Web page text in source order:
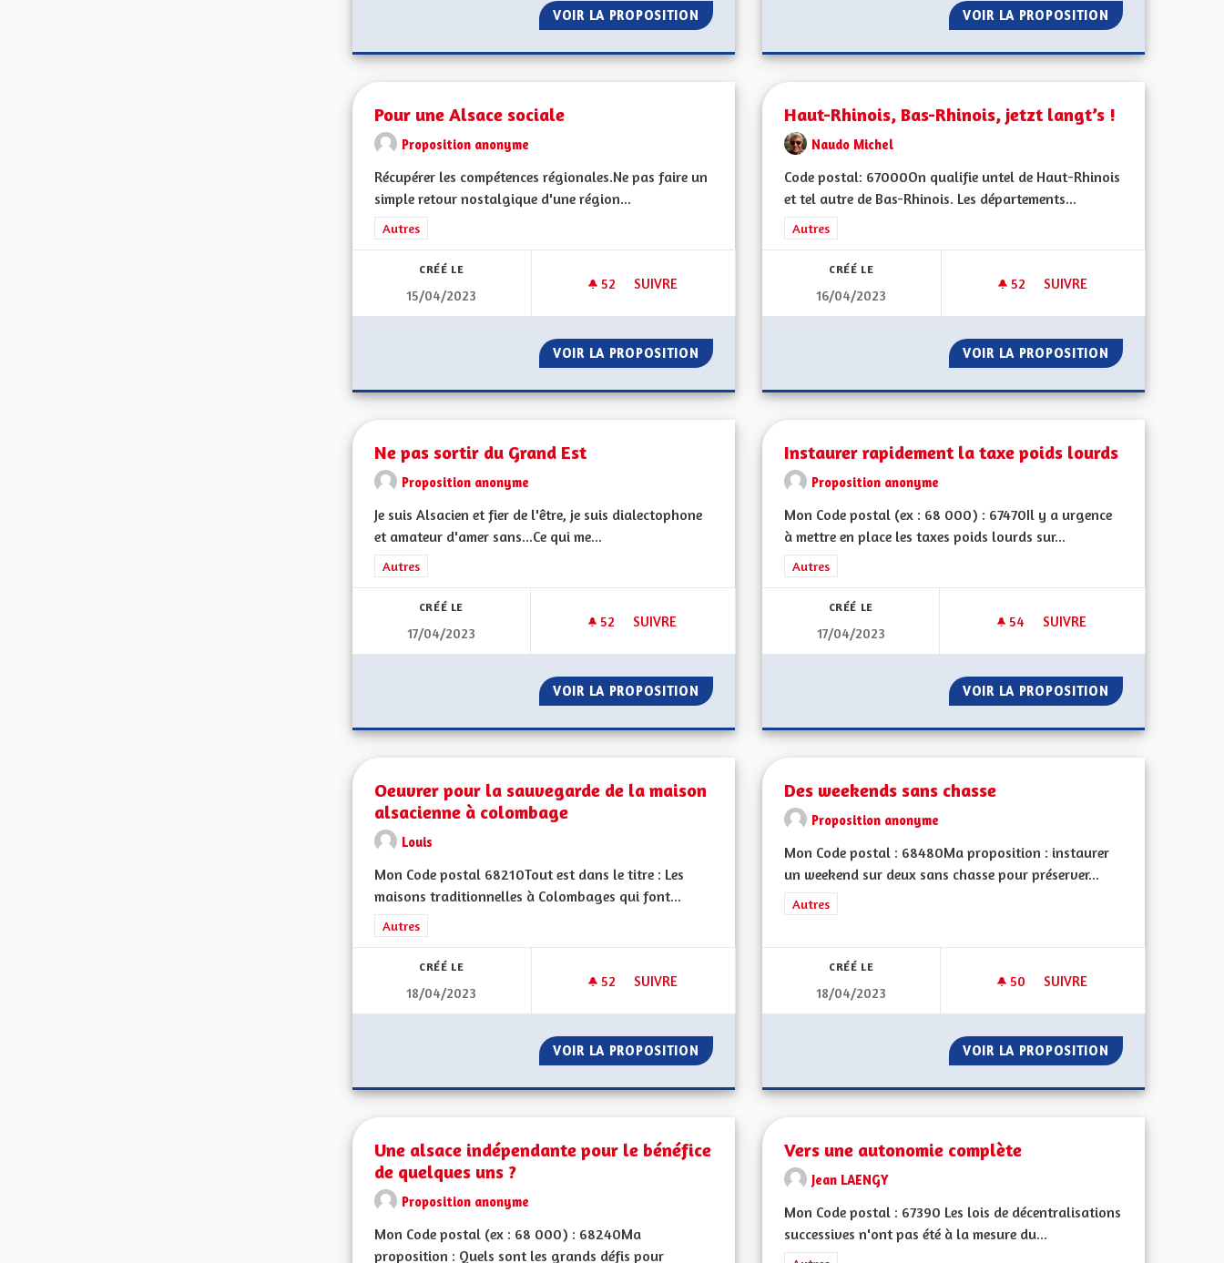
VOIR LA PROPOSITION TOUS SIMPLEMENT 67 VOIR LA PROPOSITION AUGMENTER LA
Pour une Alsace sociale
Proposition anonyme
Récupérer les compétences régionales.Ne pas faire un
simple retour nostalgique d'une région...
Filtrer les résultats de la catégorie : Autres
Autres
CRÉÉ LE
15/04/2023
52 52 ABONNÉS
SUIVRE
VOIR LA PROPOSITION POUR UNE ALSACE SOCIALE
Haut-Rhinois, Bas-Rhinois, jetzt langt’s !
Naudo Michel
Code postal: 67000On qualifie untel de Haut-Rhinois
et tel autre de Bas-Rhinois. Les départements...
Filtrer les résultats de la catégorie : Autres
Autres
CRÉÉ LE
16/04/2023
52 52 ABONNÉS
SUIVRE
VOIR LA PROPOSITION HAUT-RHINOIS,
Ne pas sortir du Grand Est
Proposition anonyme
Je suis Alsacien et fier de l'être, je suis dialectophone
et amateur d'amer sans...Ce qui me...
Filtrer les résultats de la catégorie : Autres
Autres
CRÉÉ LE
17/04/2023
52 52 ABONNÉS
SUIVRE
VOIR LA PROPOSITION NE PAS SORTIR DU GRAND EST
Instaurer rapidement la taxe poids lourds
Proposition anonyme
Mon Code postal (ex : 68 000) : 67470Il y a urgence
à mettre en place les taxes poids lourds sur...
Filtrer les résultats de la catégorie : Autres
Autres
CRÉÉ LE
17/04/2023
54 54 ABONNÉS
SUIVRE
VOIR LA PROPOSITION INSTAURER
Oeuvrer pour la sauvegarde de la maison
alsacienne à colombage
Louis
Mon Code postal 68210Tout est dans le titre : Les
maisons traditionnelles à Colombages qui font...
Filtrer les résultats de la catégorie : Autres
Autres
CRÉÉ LE
18/04/2023
52 52 ABONNÉS
SUIVRE
OEUVRER POUR LA SAUVEGARDE DE LA MAISON ALSACIENNE À COLOMBAGE
VOIR LA PROPOSITION OEUVRER POUR LA SAUVEGARDE DE LA MAISON ALSACIENNE À COLOMBAGE
Des weekends sans chasse
Proposition anonyme
Mon Code postal : 68480Ma proposition : instaurer
un weekend sur deux sans chasse pour préserver...
Filtrer les résultats de la catégorie : Autres
Autres
CRÉÉ LE
18/04/2023
50 50 ABONNÉS
SUIVRE
VOIR LA PROPOSITION DES WEEKENDS
Une alsace indépendante pour le bénéfice
de quelques uns ?
Proposition anonyme
Mon Code postal (ex : 68 000) : 68240Ma
proposition : Quels sont les grands défis pour
Vers une autonomie complète
Jean LAENGY
Mon Code postal : 67390 Les lois de décentralisations
successives n'ont pas été à la mesure du...